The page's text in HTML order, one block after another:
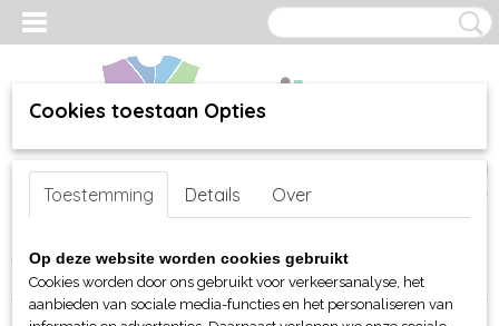
Inloggen Registreren
(0)
Home >webshop>Per merk >James & Nicholson
Fleece> JN Kids Full Zip Fleece
Cookies toestaan Opties
Toestemming Details Over
Op deze website worden cookies gebruikt
Cookies worden door ons gebruikt voor verkeersanalyse, het
aanbieden van sociale media-functies en het personaliseren van